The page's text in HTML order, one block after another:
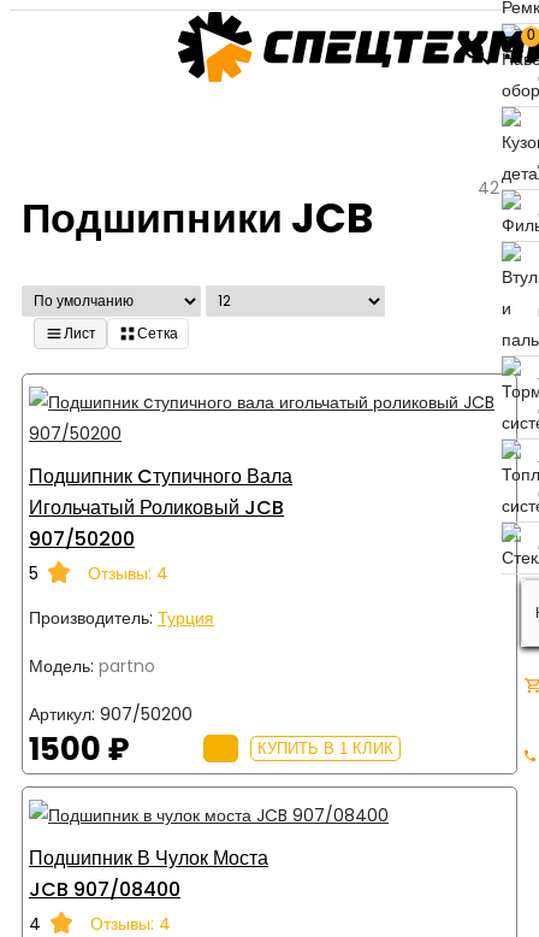
0
Подшипники JCB
42
Лист Сетка
Подшипник Cтупичного Вала
Игольчатый Роликовый JCB
907/50200
5
Отзывы: 4
Производитель: Турция
Модель: partno
Артикул: 907/50200
1500 ₽ КУПИТЬ В 1 КЛИК
Подшипник В Чулок Моста
JCB 907/08400
4
Отзывы: 4